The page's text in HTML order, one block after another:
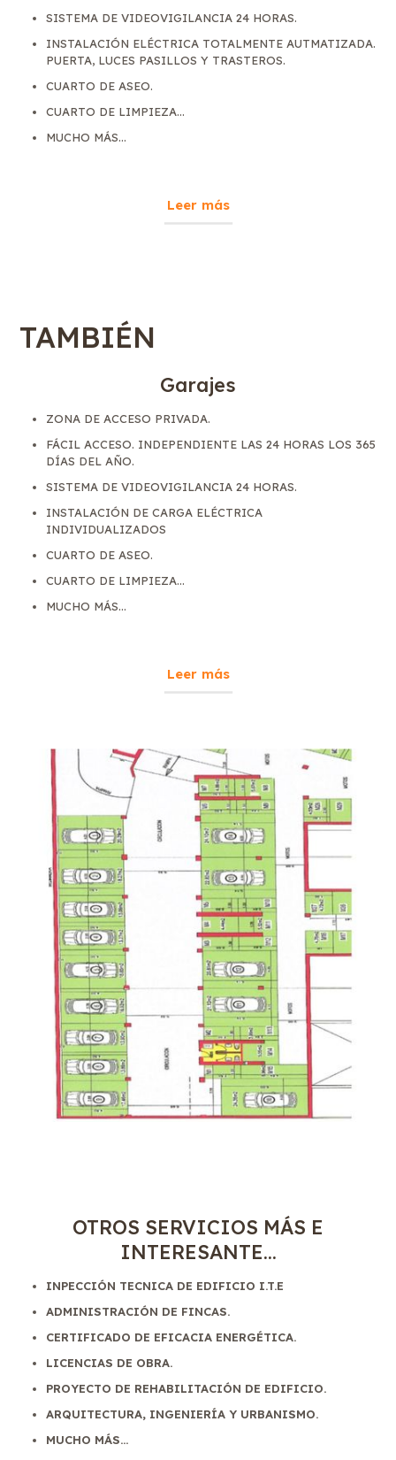
SISTEMA DE VIDEOVIGILANCIA 24 HORAS.
INSTALACIÓN ELÉCTRICA TOTALMENTE AUTMATIZADA.
PUERTA, LUCES PASILLOS Y TRASTEROS.
CUARTO DE ASEO.
CUARTO DE LIMPIEZA...
MUCHO MÁS...
Leer más
TAMBIÉN
Garajes
ZONA DE ACCESO PRIVADA.
FÁCIL ACCESO. INDEPENDIENTE LAS 24 HORAS LOS 365
DÍAS DEL AÑO.
SISTEMA DE VIDEOVIGILANCIA 24 HORAS.
INSTALACIÓN DE CARGA ELÉCTRICA
INDIVIDUALIZADOS
CUARTO DE ASEO.
CUARTO DE LIMPIEZA...
MUCHO MÁS...
Leer más
OTROS SERVICIOS MÁS E
INTERESANTE...
INPECCIÓN TECNICA DE EDIFICIO I.T.E
ADMINISTRACIÓN DE FINCAS.
CERTIFICADO DE EFICACIA ENERGÉTICA.
LICENCIAS DE OBRA.
PROYECTO DE REHABILITACIÓN DE EDIFICIO.
ARQUITECTURA, INGENIERÍA Y URBANISMO.
MUCHO MÁS...